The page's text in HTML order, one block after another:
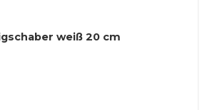
weiß 20 cm